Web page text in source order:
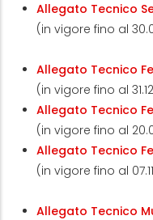
Allegato Tecnico
(in vigore fino al
Allegato Tecnico
(in vigore fino al
Allegato Tecnico
(in vigore fino al
Allegato Tecnico
(in vigore fino al
Allegato Tecnico